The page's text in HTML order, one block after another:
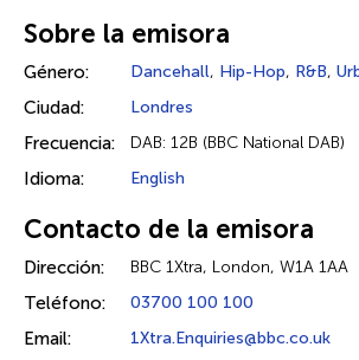
Sobre la emisora
Género: Dancehall, Hip-Hop, R&B,
Ciudad: Londres
Frecuencia: DAB: 12B (BBC National DAB)
Idioma: English
Contacto de la emisora
Dirección: BBC 1Xtra, London, W1A 1AA
Teléfono: 03700 100 100
Email: 1Xtra.Enquiries@bbc.co.uk